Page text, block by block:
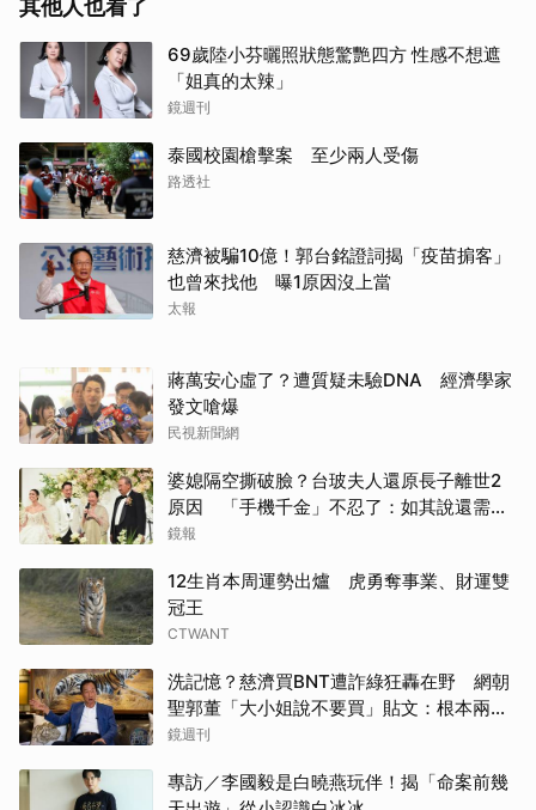
其他人也看了
69歲陸小芬曬照狀態驚艷四方 性感不想遮
「姐真的太辣」
鏡週刊
泰國校園槍擊案 至少兩人受傷
路透社
慈濟被騙10億！郭台銘證詞揭「疫苗掮客」
也曾來找他 曝1原因沒上當
太報
蔣萬安心虛了？遭質疑未驗DNA 經濟學家
發文嗆爆
民視新聞網
婆媳隔空撕破臉？台玻夫人還原長子離世2
原因 「手機千金」不忍了：如其說還需要
離開嗎？
鏡報
12生肖本周運勢出爐 虎勇奪事業、財運雙
冠王
CTWANT
洗記憶？慈濟買BNT遭詐綠狂轟在野 網朝
聖郭董「大小姐說不要買」貼文：根本兩碼
事
鏡週刊
專訪／李國毅是白曉燕玩伴！揭「命案前幾